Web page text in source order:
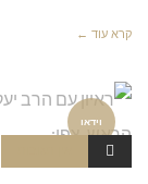
קרא עוד ←
וידאו